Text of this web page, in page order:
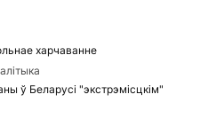
харчаванне
ў Беларусі "экстрэмісцкім"